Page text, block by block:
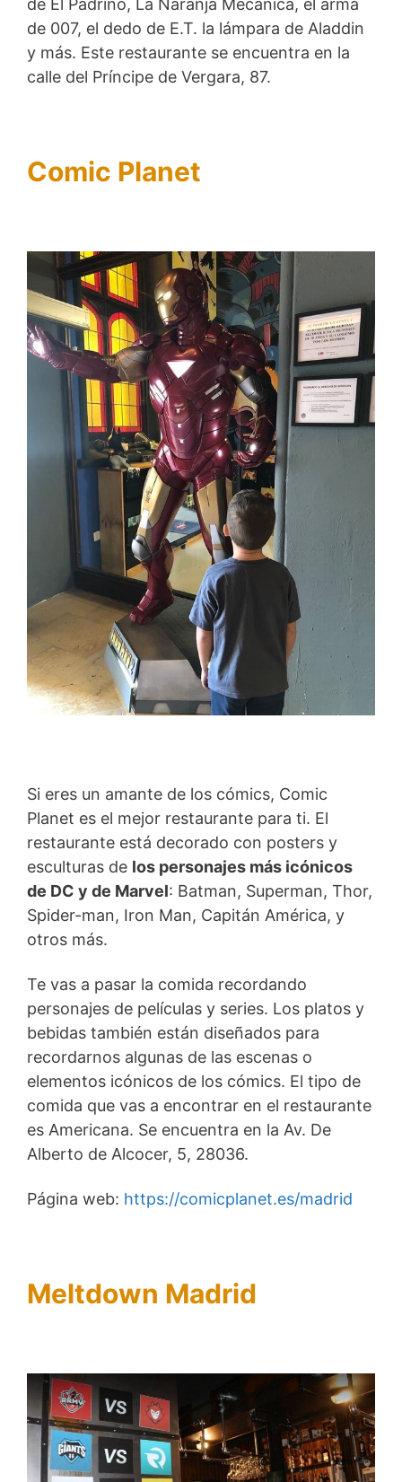
de El Padrino, La Naranja Mecánica, el arma
de 007, el dedo de E.T. la lámpara de Aladdin
y más. Este restaurante se encuentra en la
calle del Príncipe de Vergara, 87.
Comic Planet
Si eres un amante de los cómics, Comic
Planet es el mejor restaurante para ti. El
restaurante está decorado con posters y
esculturas de los personajes más icónicos
de DC y de Marvel: Batman, Superman, Thor,
Spider-man, Iron Man, Capitán América, y
otros más.
Te vas a pasar la comida recordando
personajes de películas y series. Los platos y
bebidas también están diseñados para
recordarnos algunas de las escenas o
elementos icónicos de los cómics. El tipo de
comida que vas a encontrar en el restaurante
es Americana. Se encuentra en la Av. De
Alberto de Alcocer, 5, 28036.
Página web: https://comicplanet.es/madrid
Meltdown Madrid